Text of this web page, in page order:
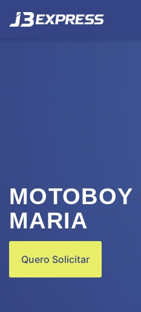
MARIA
Quero Solicitar